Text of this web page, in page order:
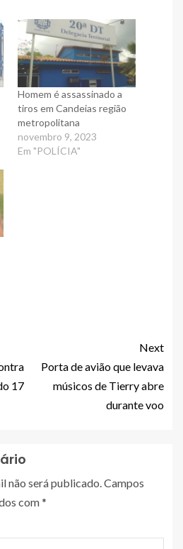
Homem é assassinado a
tiros em Candeias região
metropolitana
novembro 9, 2023
Em "POLÍCIA"
17
Next
Porta de avião que levava
músicos de Tierry abre
durante voo
não será publicado.Campos
com*